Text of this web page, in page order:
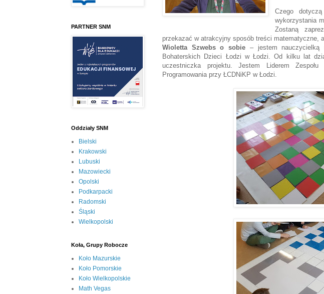
Czego
wykorzystania
Zostaną
przekazać w atrakcyjny sposób treści matematyczne,
Wioletta Szwebso sobie – jestem
Bohaterskich Dzieci Łodzi w Łodzi. Od kilku lat
uczestniczka projektu. Jestem Liderem
Programowania przy ŁCDNiKP w Łodzi.
PARTNER SNM
Oddziały SNM
Bielski
Krakowski
Lubuski
Mazowiecki
Opolski
Podkarpacki
Radomski
Śląski
Wielkopolski
Koła, Grupy Robocze
Koło Mazurskie
Koło Pomorskie
Koło Wielkopolskie
Math Vegas